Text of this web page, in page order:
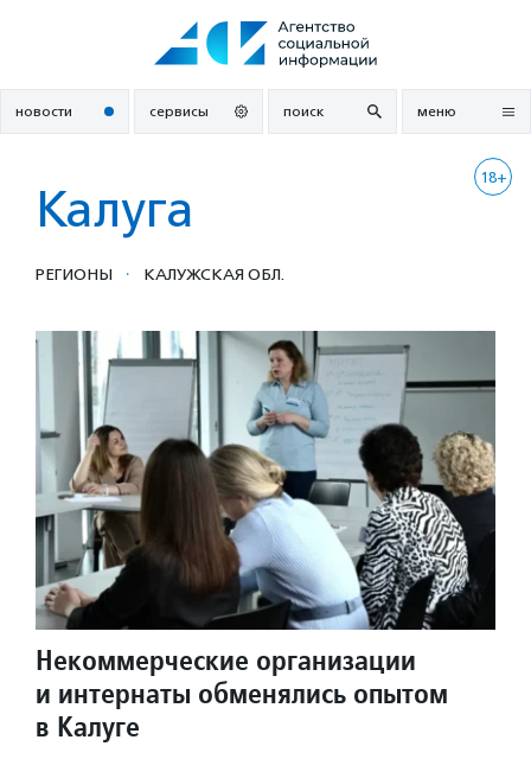
новости сервисы поиск меню
18+
Калуга
РЕГИОНЫ · КАЛУЖСКАЯ ОБЛ.
Некоммерческие организации
и интернаты обменялись опытом
в Калуге